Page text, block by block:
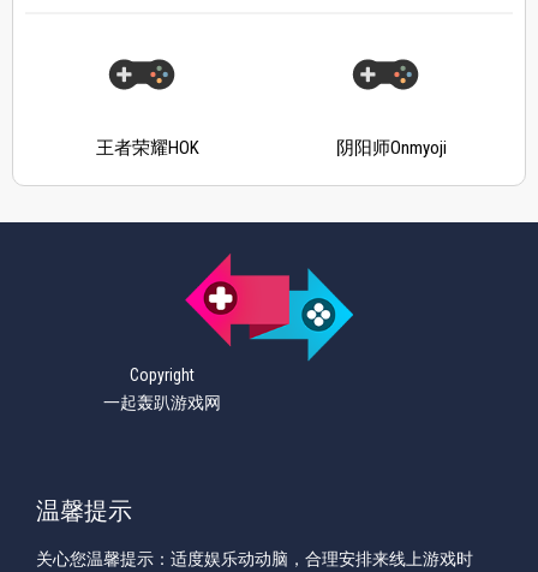
王者荣耀HOK 阴阳师Onmyoji
Copyright
一起轰趴游戏网
温馨提示
关心您温馨提示：适度娱乐动动脑，合理安排来线上游戏时